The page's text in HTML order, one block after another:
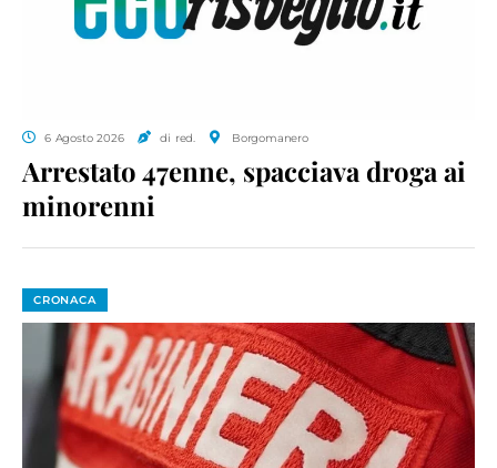
6 Agosto 2026 di red. Borgomanero
Arrestato 47enne, spacciava droga ai
minorenni
CRONACA